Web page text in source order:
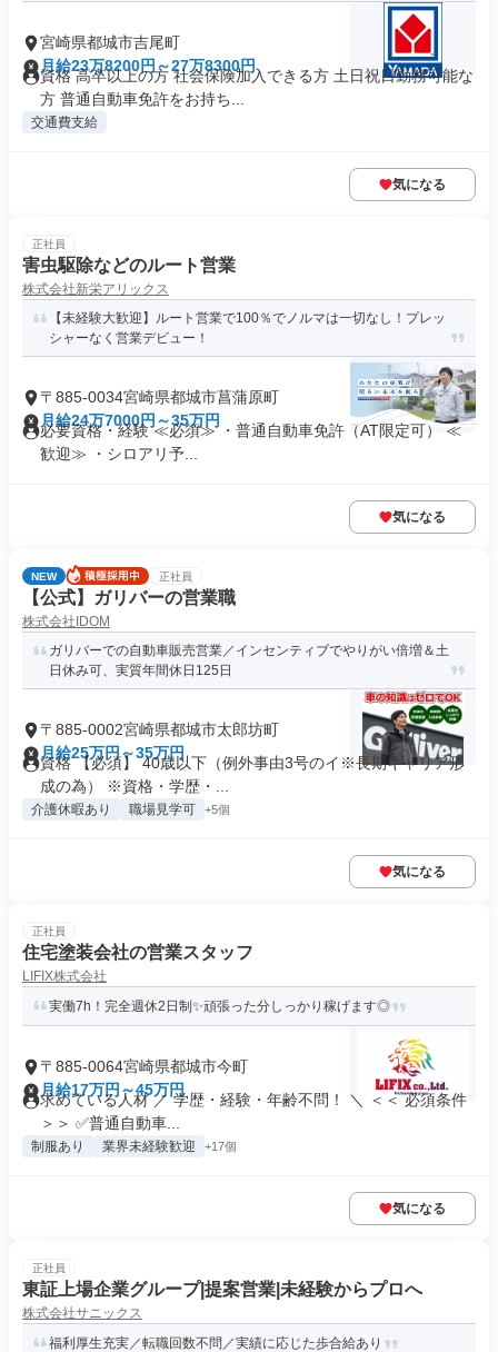
宮崎県都城市吉尾町
月給23万8200円～27万8300円
資格 高卒以上の方 社会保険加入できる方 土日祝日勤務可能な
方 普通自動車免許をお持ち...
交通費支給
気になる
正社員
害虫駆除などのルート営業
株式会社新栄アリックス
【未経験大歓迎】ルート営業で100％でノルマは一切なし！プレッ
シャーなく営業デビュー！
〒885-0034宮崎県都城市菖蒲原町
月給24万7000円～35万円
必要資格・経験 ≪必須≫ ・普通自動車免許（AT限定可） ≪
歓迎≫ ・シロアリ予...
気になる
NEW 正社員
【公式】ガリバーの営業職
株式会社IDOM
ガリバーでの自動車販売営業／インセンティブでやりがい倍増＆土
日休み可、実質年間休日125日
〒885-0002宮崎県都城市太郎坊町
月給25万円～35万円
資格 【必須】 40歳以下（例外事由3号のイ※長期キャリア形
成の為） ※資格・学歴・...
介護休暇あり 職場見学可 +5個
気になる
正社員
住宅塗装会社の営業スタッフ
LIFIX株式会社
実働7h！完全週休2日制✨頑張った分しっかり稼げます◎
〒885-0064宮崎県都城市今町
月給17万円～45万円
求めている人材 ／ 学歴・経験・年齢不問！ ＼ ＜＜ 必須条件
＞＞ ✅普通自動車...
制服あり 業界未経験歓迎 +17個
気になる
正社員
東証上場企業グループ|提案営業|未経験からプロへ
株式会社サニックス
福利厚生充実／転職回数不問／実績に応じた歩合給あり